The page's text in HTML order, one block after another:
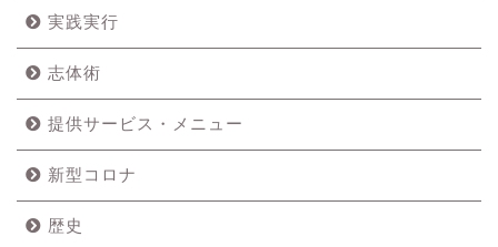
実践実行
志体術
提供サービス・メニュー
新型コロナ
歴史